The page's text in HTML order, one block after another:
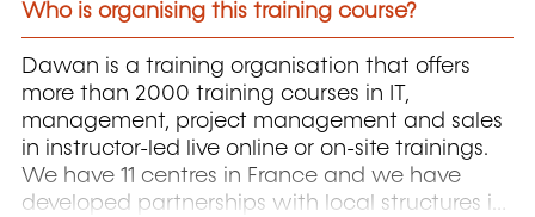
Who is organising this training course?
Dawan is a training organisation that offers
more than 2000 training courses in IT,
management, project management and sales
in instructor-led live online or on-site trainings.
We have 11 centres in France and we have
developed partnerships with local structures in